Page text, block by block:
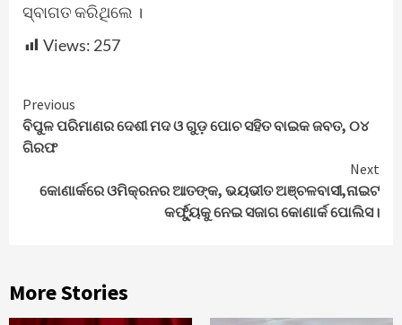
ସ୍ବାଗତ କରିଥିଲେ ।
Views: 257
Continue
Reading
Previous
ବିପୁଳ ପରିମାଣର ଦେଶୀ ମଦ ଓ ଗୁଡ଼ ପୋଚ ସହିତ ବାଇକ ଜବତ, ୦୪
ଗିରଫ
Next
କୋଣାର୍କରେ ଓମିକ୍ରନର ଆତଙ୍କ, ଭୟଭୀତ ଅଞ୍ଚଳବାସୀ,ନାଇଟ
କର୍ଫ୍ୟୁକୁ ନେଇ ସଜାଗ କୋଣାର୍କ ପୋଲିସ।
More Stories